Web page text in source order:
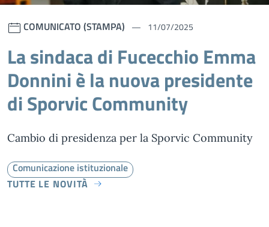
COMUNICATO (STAMPA) 11/07/2025
La sindaca di Fucecchio Emma
Donnini è la nuova presidente
di Sporvic Community
Cambio di presidenza per la Sporvic Community
Comunicazione istituzionale
TUTTE LE NOVITÀ